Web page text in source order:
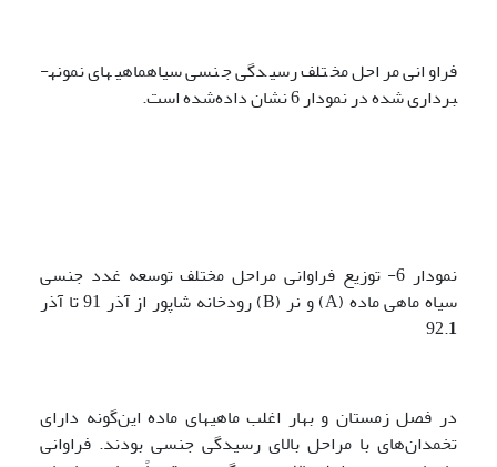
فراوانی مراحل مختلف رسیدگی جنسی سیاه­ماهی­های نمونه­
برداری شده در نمودار 6 نشان داده‌شده است.
نمودار 6- توزیع فراوانی مراحل مختلف توسعه غدد جنسی
سیاه ماهی ماده (A) و نر (B) رودخانه شاپور از آذر 91 تا آذر
92.1
در فصل زمستان و بهار اغلب ماهی­های ماده این‌گونه دارای
تخمدان‌های با مراحل بالای رسیدگی جنسی بودند. فراوانی